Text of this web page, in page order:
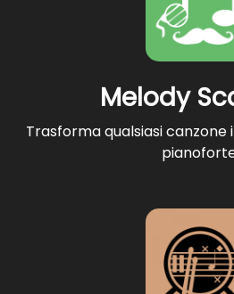
Melody
Trasforma qualsiasi